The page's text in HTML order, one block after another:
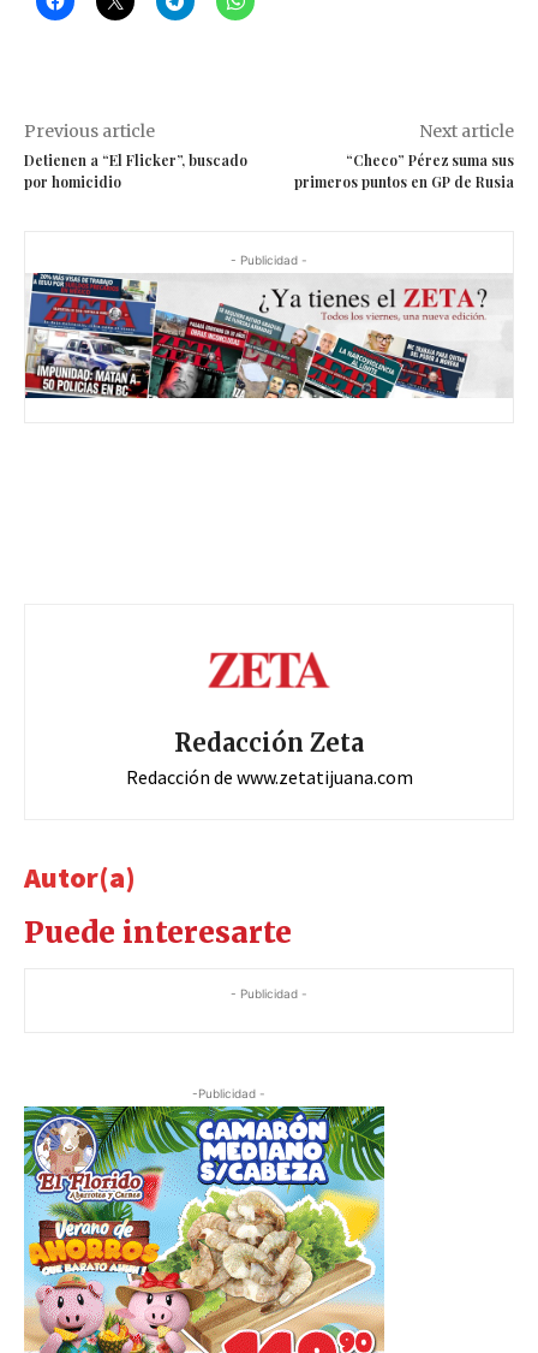
Previous article
Detienen a “El Flicker”, buscado
por homicidio
Next article
“Checo” Pérez suma sus
primeros puntos en GP de Rusia
- Publicidad -
Redacción Zeta
Redacción de www.zetatijuana.com
Autor(a)
Puede interesarte
- Publicidad -
-Publicidad -